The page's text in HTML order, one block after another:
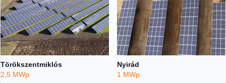
Törökszentmiklós
2,5 MWp
Nyirád
1 MWp